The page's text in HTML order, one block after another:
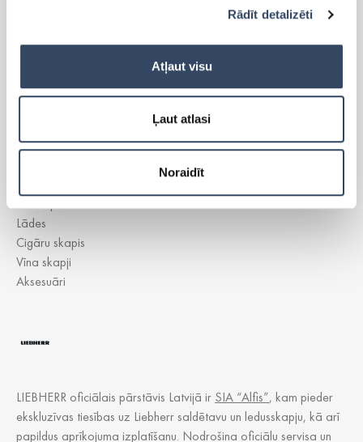
Rādīt detalizēti
Atļaut visu
Ļaut atlasi
Noraidīt
LIEBHERR oficiālais pārstāvis Latvijā ir SIA “Alfis”, kam pieder
ekskluzīvas tiesības uz Liebherr saldētavu un ledusskapju, kā arī
papildus aprīkojuma izplatīšanu. Nodrošina oficiālu servisa un
Brīvi stāvoši ledusskapji
Lādes
Cigāru skapis
Vīna skapji
Aksesuāri